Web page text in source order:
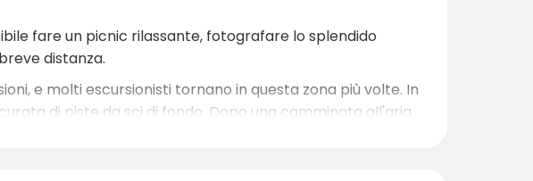
fare un picnic rilassante, fotografare lo splendido
distanza.
e molti escursionisti tornano in questa zona più volte. In
di piste da sci di fondo. Dopo una camminata all'aria
gustose. Alla fine della giornata, potrete